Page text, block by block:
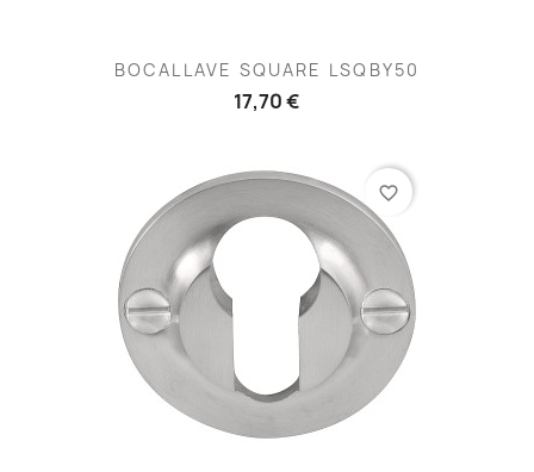
BOCALLAVE SQUARE LSQBY50
17,70 €
favorite_border